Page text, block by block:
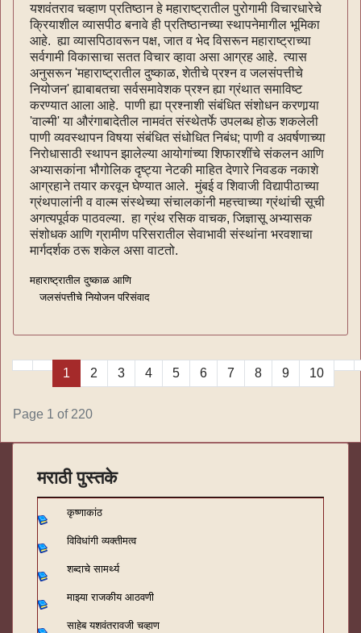
यशवंतराव चव्हाण प्रतिष्ठान हे महाराष्ट्रातील पुरोगामी विचारधारेचे
क्रियाशील व्यासपीठ बनावे ही प्रतिष्ठानच्या स्थापनेमागील भूमिका
आहे. ह्या व्यासपिठावरून पक्ष, जात व भेद विसरून महाराष्ट्राच्या
सर्वगामी विकासाचा सतत विचार व्हावा असा आग्रह आहे. त्यास
अनुसरून 'महाराष्ट्रातील दुष्काळ, शेतीचे प्रश्न व जलसंपत्तीचे
नियोजन' ह्याबाबतचा सर्वसमावेशक प्रश्न ह्या ग्रंथात समाविष्ट
करण्यात आला आहे. पाणी ह्या प्रश्नाशी संबंधित संशोधन करणार्‍या
'वाल्मी' या औरंगाबादेतील नामवंत संस्थेतर्फे उपलब्ध होऊ शकलेली
पाणी व्यवस्थापन विषया संबंधित संधोधित निबंध; पाणी व अवर्षणाच्या
निरोधासाठी स्थापन झालेल्या आयोगांच्या शिफारशींचे संकलन आणि
अभ्यासकांना भौगोलिक दृष्ट्या नेटकी माहित देणारे निवडक नकाशे
आग्रहाने तयार करवून घेण्यात आले. मुंबई व शिवाजी विद्यापीठाच्या
ग्रंथपालांनी व वाल्म संस्थेच्या संचालकांनी महत्त्वाच्या ग्रंथांची सूची
अगत्यपूर्वक पाठवल्या. हा ग्रंथ रसिक वाचक, जिज्ञासू अभ्यासक
संशोधक आणि ग्रामीण परिसरातील सेवाभावी संस्थांना भरवशाचा
मार्गदर्शक ठरू शकेल असा वाटतो.
महाराष्ट्रातील दुष्काळ आणि
जलसंपत्तीचे नियोजन परिसंवाद
1 2 3 4 5 6 7 8 9 10
Page 1 of 220
मराठी पुस्तके
कृष्णाकांठ
विविधांगी व्यक्तीमत्व
शब्दाचे सामर्थ्य
माझ्या राजकीय आठवणी
साहेब यशवंतरावजी चव्हाण